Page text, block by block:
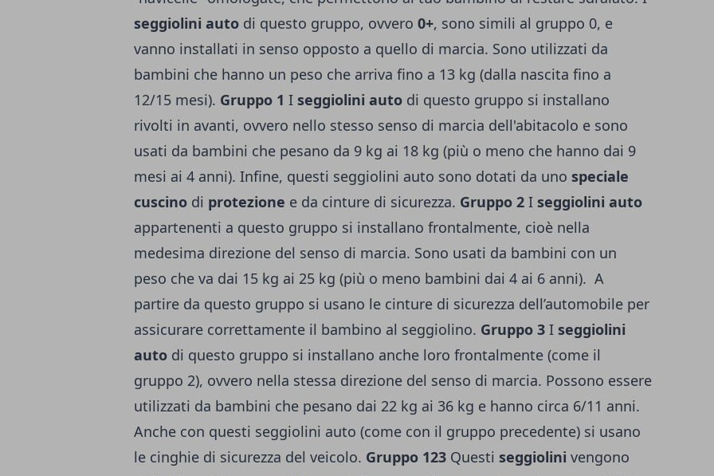
seggiolini auto di questo gruppo, ovvero 0+, sono simili al gruppo 0, e
vanno installati in senso opposto a quello di marcia. Sono utilizzati da
bambini che hanno un peso che arriva fino a 13 kg (dalla nascita fino a
12/15 mesi). Gruppo 1 I seggiolini auto di questo gruppo si installano
rivolti in avanti, ovvero nello stesso senso di marcia dell'abitacolo e sono
usati da bambini che pesano da 9 kg ai 18 kg (più o meno che hanno dai 9
mesi ai 4 anni). Infine, questi seggiolini auto sono dotati da uno speciale
cuscino di protezione e da cinture di sicurezza. Gruppo 2 I seggiolini auto
appartenenti a questo gruppo si installano frontalmente, cioè nella
medesima direzione del senso di marcia. Sono usati da bambini con un
peso che va dai 15 kg ai 25 kg (più o meno bambini dai 4 ai 6 anni). A
partire da questo gruppo si usano le cinture di sicurezza dell’automobile per
assicurare correttamente il bambino al seggiolino. Gruppo 3 I seggiolini
auto di questo gruppo si installano anche loro frontalmente (come il
gruppo 2), ovvero nella stessa direzione del senso di marcia. Possono essere
utilizzati da bambini che pesano dai 22 kg ai 36 kg e hanno circa 6/11 anni.
Anche con questi seggiolini auto (come con il gruppo precedente) si usano
le cinghie di sicurezza del veicolo. Gruppo 123 Questi seggiolini vengono